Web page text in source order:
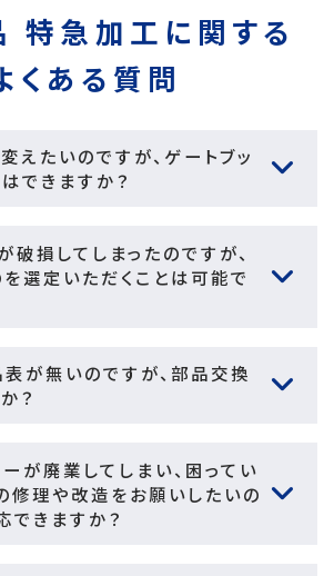
特急加工に関する
くある質問
えたいのですが、ゲートブッ
できますか？
破損してしまったのですが、
選定いただくことは可能で
が無いのですが、部品交換
？
が廃業してしまい、困ってい
修理や改造をお願いしたいの
できますか？